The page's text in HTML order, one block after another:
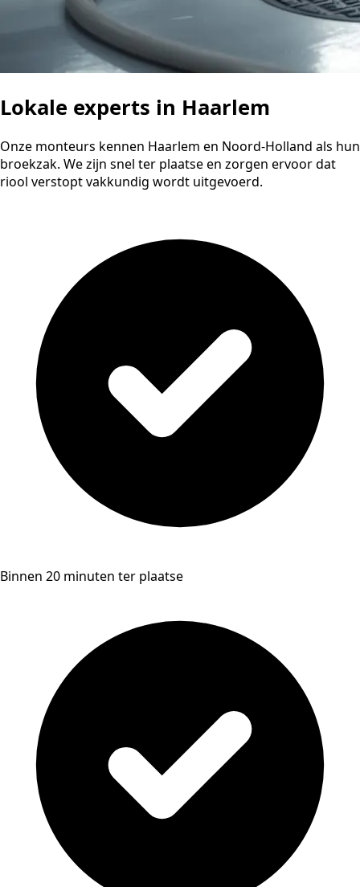
Lokale experts in Haarlem
Onze monteurs kennen Haarlem en Noord-Holland als hun
broekzak. We zijn snel ter plaatse en zorgen ervoor dat
riool verstopt vakkundig wordt uitgevoerd.
Binnen 20 minuten ter plaatse